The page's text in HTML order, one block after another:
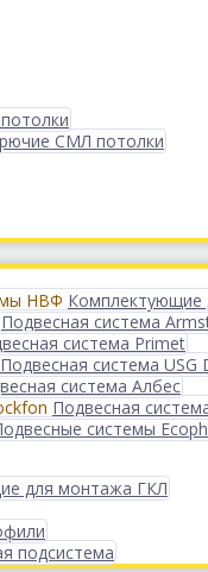
СМЛ потолки
Комплектующие
Подвесная система
система Primet
Подвесная система USG
система Албес
Подвесная
системы
для монтажа ГКЛ
подсистема